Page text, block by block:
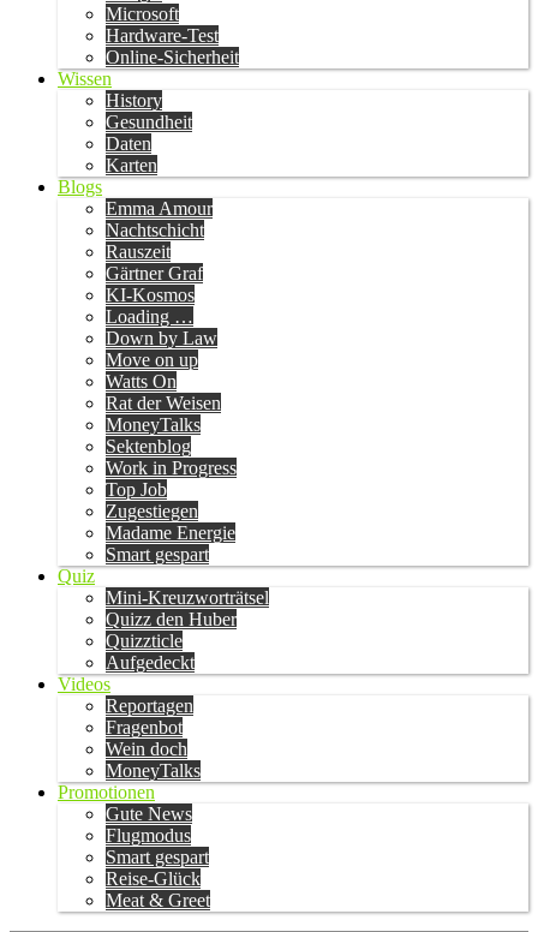
Microsoft
Hardware-Test
Online-Sicherheit
Wissen
History
Gesundheit
Daten
Karten
Blogs
Emma Amour
Nachtschicht
Rauszeit
Gärtner Graf
KI-Kosmos
Loading …
Down by Law
Move on up
Watts On
Rat der Weisen
MoneyTalks
Sektenblog
Work in Progress
Top Job
Zugestiegen
Madame Energie
Smart gespart
Quiz
Mini-Kreuzworträtsel
Quizz den Huber
Quizzticle
Aufgedeckt
Videos
Reportagen
Fragenbot
Wein doch
MoneyTalks
Promotionen
Gute News
Flugmodus
Smart gespart
Reise-Glück
Meat & Greet